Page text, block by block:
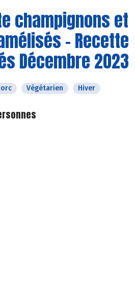
champignons et
- Recette
Décembre 2023
Végétarien Hiver